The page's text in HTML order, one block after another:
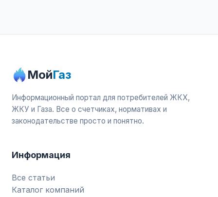
МойГаз
Информационный портал для потребителей ЖКХ,
ЖКУ и Газа. Все о счетчиках, нормативах и
законодательстве просто и понятно.
Информация
Все статьи
Каталог компаний